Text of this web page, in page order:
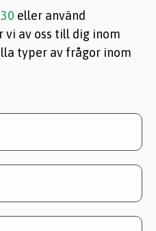
eller använd
av oss till dig inom
typer av frågor inom